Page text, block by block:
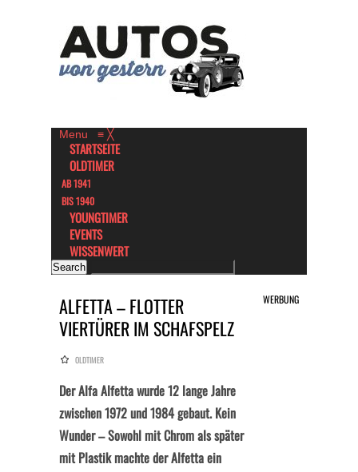
Menu ≡ ╳
STARTSEITE
OLDTIMER
AB 1941
BIS 1940
YOUNGTIMER
EVENTS
WISSENWERT
ALFETTA – FLOTTER
VIERTÜRER IM SCHAFSPELZ
WERBUNG
OLDTIMER
Der Alfa Alfetta wurde 12 lange Jahre
zwischen 1972 und 1984 gebaut. Kein
Wunder – Sowohl mit Chrom als später
mit Plastik machte der Alfetta ein